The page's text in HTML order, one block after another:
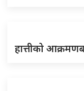
हात्तीको